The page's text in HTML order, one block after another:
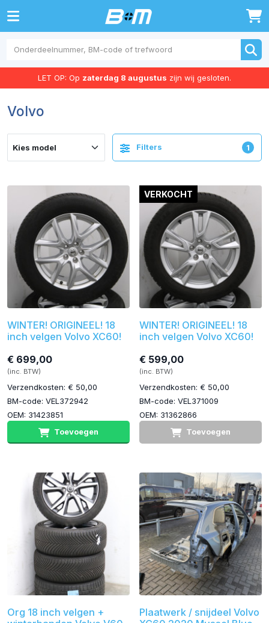
0
LET OP: Op zaterdag 8 augustus zijn wij gesloten.
Volvo
Filters 1
WINTER! ORIGINEEL! 18
inch velgen Volvo XC60!
€ 699,00
(inc. BTW)
Verzendkosten: € 50,00
BM-code: VEL372942
OEM: 31423851
Toevoegen
VERKOCHT
WINTER! ORIGINEEL! 18
inch velgen Volvo XC60!
€ 599,00
(inc. BTW)
Verzendkosten: € 50,00
BM-code: VEL371009
OEM: 31362866
Toevoegen
Org 18 inch velgen +
Plaatwerk / snijdeel Volvo